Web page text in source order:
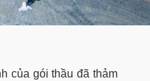
của gói thầu đã thảm